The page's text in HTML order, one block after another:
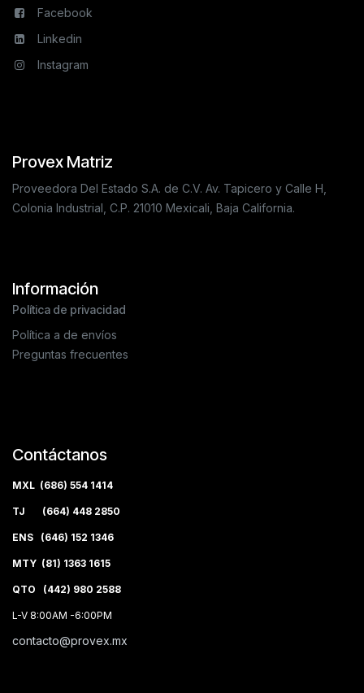
Facebook
Linkedin
Instagram
Provex Matriz
Proveedora Del Estado S.A. de C.V. Av. Tapicero y Calle H,
Colonia Industrial, C.P. 21010 Mexicali, Baja California.
Información
Política de privacidad
Política a de envíos
Preguntas frecuentes
Contáctanos
MXL (686) 554 1414
TJ (664) 448 2850
ENS (646) 152 1346
MTY (81) 1363 1615
QTO (442) 980 2588
L-V 8:00AM -6:00PM
contacto@provex.mx